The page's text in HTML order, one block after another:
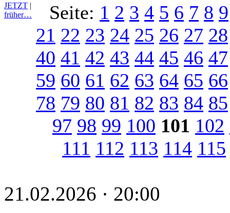
JETZT |
früher…
Seite: 1 2 3 4 5 6 7 8 9
21 22 23 24 25 26 27 28
40 41 42 43 44 45 46 47
59 60 61 62 63 64 65 66
78 79 80 81 82 83 84 85
97 98 99 100 101 102
111 112 113 114 115
21.02.2026 · 20:00